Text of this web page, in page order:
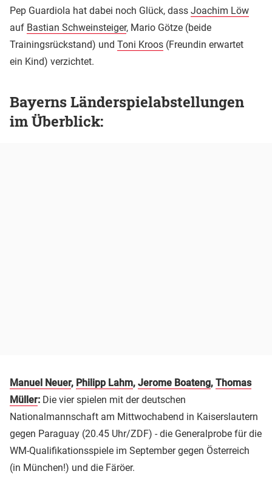
Pep Guardiola hat dabei noch Glück, dass Joachim Löw
auf Bastian Schweinsteiger, Mario Götze (beide
Trainingsrückstand) und Toni Kroos (Freundin erwartet
ein Kind) verzichtet.
Bayerns Länderspielabstellungen
im Überblick:
Manuel Neuer, Philipp Lahm, Jerome Boateng, Thomas
Müller: Die vier spielen mit der deutschen
Nationalmannschaft am Mittwochabend in Kaiserslautern
gegen Paraguay (20.45 Uhr/ZDF) - die Generalprobe für die
WM-Qualifikationsspiele im September gegen Österreich
(in München!) und die Färöer.